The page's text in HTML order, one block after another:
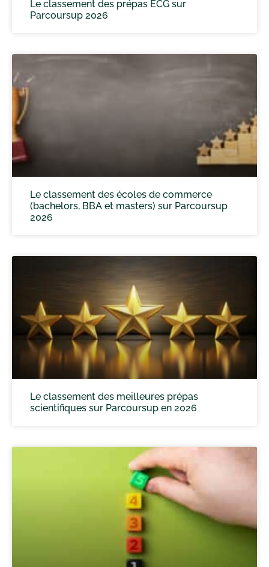
Le classement des prépas ECG sur
Parcoursup 2026
Le classement des écoles de commerce
(bachelors, BBA et masters) sur Parcoursup
2026
Le classement des meilleures prépas
scientifiques sur Parcoursup en 2026